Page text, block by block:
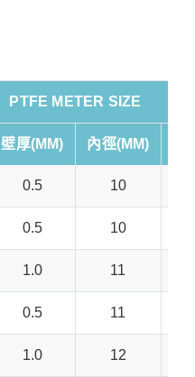
PTFE METER SIZE
壁厚(MM) 內徑(MM)
0.5 10
0.5 10
1.0 11
0.5 11
1.0 12